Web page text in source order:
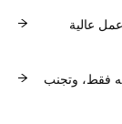
عالية
فقط، وتجنب